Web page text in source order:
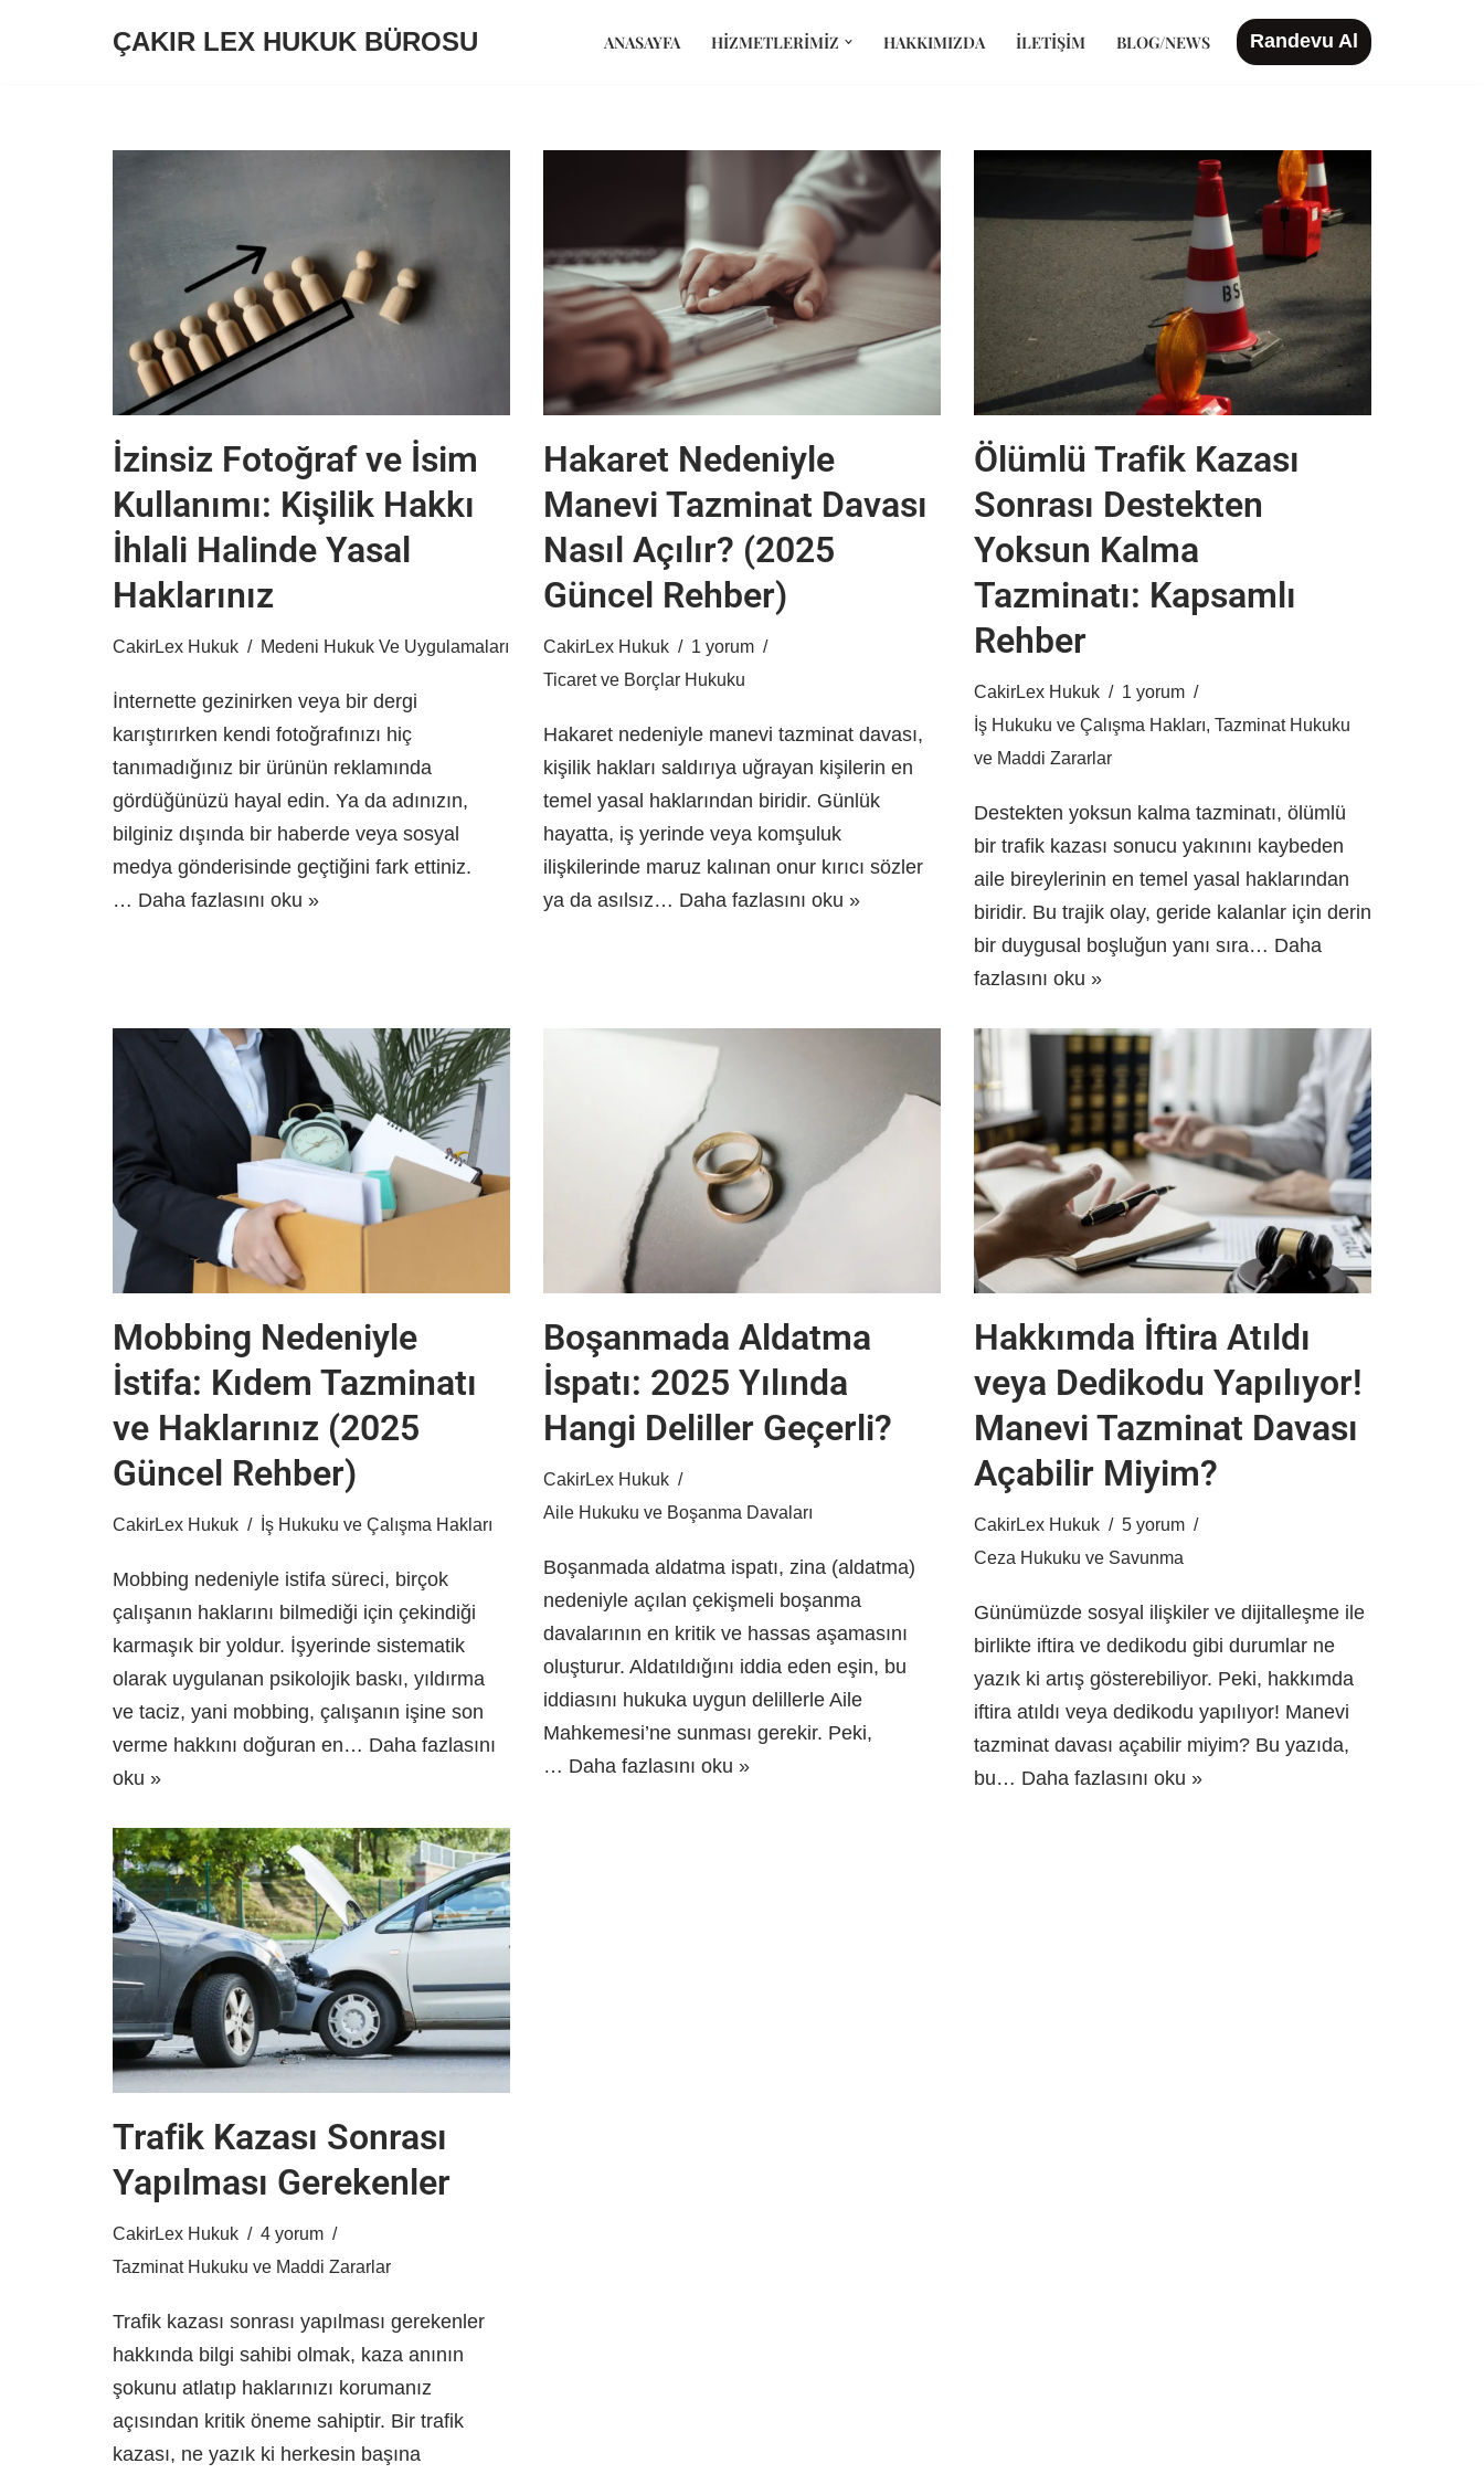
ÇAKIR LEX HUKUK BÜROSU ANASAYFA HIZMETLERIMIZ HAKKIMIZDA İLETIŞIM BLOG/NEWS Randevu Al
İzinsiz Fotoğraf ve İsim
Kullanımı: Kişilik Hakkı
İhlali Halinde Yasal
Haklarınız
CakirLex Hukuk Medeni Hukuk Ve Uygulamaları
İnternette gezinirken veya bir dergi
karıştırırken kendi fotoğrafınızı hiç
tanımadığınız bir ürünün reklamında
gördüğünüzü hayal edin. Ya da adınızın,
bilginiz dışında bir haberde veya sosyal
medya gönderisinde geçtiğini fark ettiniz.
… Daha fazlasını oku »
Hakaret Nedeniyle
Manevi Tazminat Davası
Nasıl Açılır? (2025
Güncel Rehber)
CakirLex Hukuk
1 yorum
Ticaret ve Borçlar Hukuku
Hakaret nedeniyle manevi tazminat davası,
kişilik hakları saldırıya uğrayan kişilerin en
temel yasal haklarından biridir. Günlük
hayatta, iş yerinde veya komşuluk
ilişkilerinde maruz kalınan onur kırıcı sözler
ya da asılsız… Daha fazlasını oku »
Ölümlü Trafik Kazası
Sonrası Destekten
Yoksun Kalma
Tazminatı: Kapsamlı
Rehber
CakirLex Hukuk
1 yorum
İş Hukuku ve Çalışma Hakları, Tazminat Hukuku
ve Maddi Zararlar
Destekten yoksun kalma tazminatı, ölümlü
bir trafik kazası sonucu yakınını kaybeden
aile bireylerinin en temel yasal haklarından
biridir. Bu trajik olay, geride kalanlar için derin
bir duygusal boşluğun yanı sıra… Daha
fazlasını oku »
Mobbing Nedeniyle
İstifa: Kıdem Tazminatı
ve Haklarınız (2025
Güncel Rehber)
CakirLex Hukuk İş Hukuku ve Çalışma Hakları
Mobbing nedeniyle istifa süreci, birçok
çalışanın haklarını bilmediği için çekindiği
karmaşık bir yoldur. İşyerinde sistematik
olarak uygulanan psikolojik baskı, yıldırma
ve taciz, yani mobbing, çalışanın işine son
verme hakkını doğuran en… Daha fazlasını
oku »
Boşanmada Aldatma
İspatı: 2025 Yılında
Hangi Deliller Geçerli?
CakirLex Hukuk
Aile Hukuku ve Boşanma Davaları
Boşanmada aldatma ispatı, zina (aldatma)
nedeniyle açılan çekişmeli boşanma
davalarının en kritik ve hassas aşamasını
oluşturur. Aldatıldığını iddia eden eşin, bu
iddiasını hukuka uygun delillerle Aile
Mahkemesi’ne sunması gerekir. Peki,
… Daha fazlasını oku »
Hakkımda İftira Atıldı
veya Dedikodu Yapılıyor!
Manevi Tazminat Davası
Açabilir Miyim?
CakirLex Hukuk
5 yorum
Ceza Hukuku ve Savunma
Günümüzde sosyal ilişkiler ve dijitalleşme ile
birlikte iftira ve dedikodu gibi durumlar ne
yazık ki artış gösterebiliyor. Peki, hakkımda
iftira atıldı veya dedikodu yapılıyor! Manevi
tazminat davası açabilir miyim? Bu yazıda,
bu… Daha fazlasını oku »
Trafik Kazası Sonrası
Yapılması Gerekenler
CakirLex Hukuk
4 yorum
Tazminat Hukuku ve Maddi Zararlar
Trafik kazası sonrası yapılması gerekenler
hakkında bilgi sahibi olmak, kaza anının
şokunu atlatıp haklarınızı korumanız
açısından kritik öneme sahiptir. Bir trafik
kazası, ne yazık ki herkesin başına